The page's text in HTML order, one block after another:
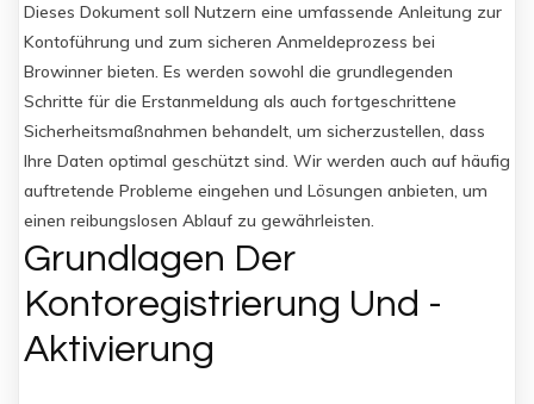
Dieses Dokument soll Nutzern eine umfassende Anleitung zur
Kontoführung und zum sicheren Anmeldeprozess bei
Browinner bieten. Es werden sowohl die grundlegenden
Schritte für die Erstanmeldung als auch fortgeschrittene
Sicherheitsmaßnahmen behandelt, um sicherzustellen, dass
Ihre Daten optimal geschützt sind. Wir werden auch auf häufig
auftretende Probleme eingehen und Lösungen anbieten, um
einen reibungslosen Ablauf zu gewährleisten.
Grundlagen Der
Kontoregistrierung Und -
Aktivierung